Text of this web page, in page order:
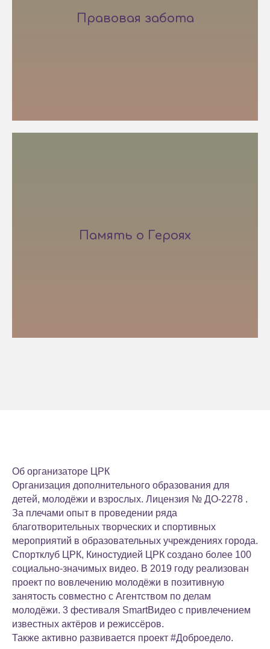
Правовая забота
Память о Героях
Об организаторе ЦРК
Организация дополнительного образования для
детей, молодёжи и взрослых. Лицензия № ДО-2278 .
За плечами опыт в проведении ряда
благотворительных творческих и спортивных
мероприятий в образовательных учреждениях города.
Спортклуб ЦРК, Киностудией ЦРК создано более 100
социально-значимых видео. В 2019 году реализован
проект по вовлечению молодёжи в позитивную
занятость совместно с Агентством по делам
молодёжи. 3 фестиваля SmartВидео с привлечением
известных актёров и режиссёров.
Также активно развивается проект #Доброедело.